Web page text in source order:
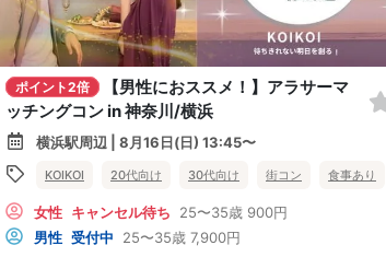
40代向け 街コン 神奈川県 横浜駅周辺
ポイント2倍
【男性におススメ！】アラサーマ
ッチングコン in 神奈川/横浜
横浜駅周辺 | 8月16日(日) 13:45〜
KOIKOI 20代向け 30代向け 街コン 食事あり
女性 キャンセル待ち 25〜35歳 900円
男性 受付中 25〜35歳 7,900円